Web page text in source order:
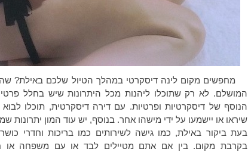
מחפשים מקום לינה דיסקרטי במהלך הטיול שלכם באילת?
המושלם. לא רק שתוכלו ליהנות מכל היתרונות שיש בחלל
הנוסף של דיסקרטיות ופרטיות. עם דירה דיסקרטית, תוכלו
שיראו או יישמעו על ידי מישהו אחר. בנוסף, יש עוד המון יתרונות
בעת ביקור באילת, כמו גישה לשירותים כמו בריכות וחדרי
בקרבת מקום. בין אם אתם מטיילים לבד או עם משפחה או